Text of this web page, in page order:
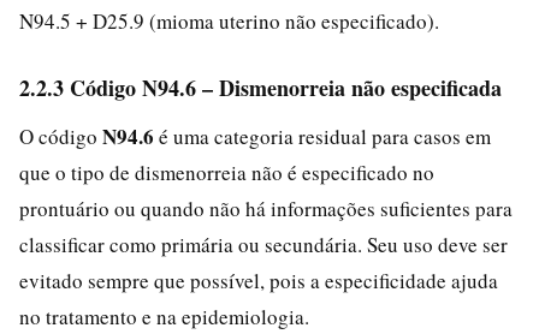
N94.5 + D25.9 (mioma uterino não especificado).
2.2.3 Código N94.6 – Dismenorreia não especificada
O código N94.6 é uma categoria residual para casos em
que o tipo de dismenorreia não é especificado no
prontuário ou quando não há informações suficientes para
classificar como primária ou secundária. Seu uso deve ser
evitado sempre que possível, pois a especificidade ajuda
no tratamento e na epidemiologia.